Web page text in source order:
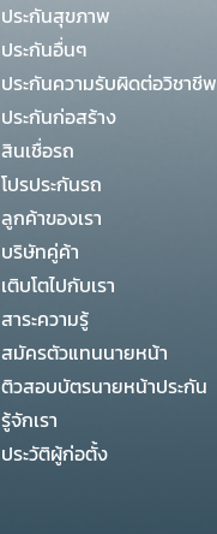
ประกันสุขภาพ
ประกันอื่นๆ
ประกันความรับผิดต่อวิชาชีพ
ประกันก่อสร้าง
สินเชื่อรถ
โปรประกันรถ
ลูกค้าของเรา
บริษัทคู่ค้า
เติบโตไปกับเรา
สาระความรู้
สมัครตัวแทนนายหน้า
ติวสอบบัตรนายหน้าประกัน
รู้จักเรา
ประวัติผู้ก่อตั้ง